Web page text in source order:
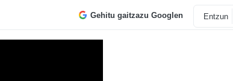
Gehitu gaitzazu Googlen Entzun